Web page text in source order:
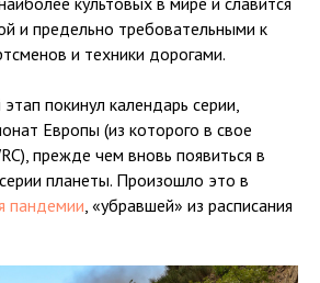
и предельно требовательными к
и техники дорогами.
покинул календарь серии,
Европы (из которого в свое
прежде чем вновь появиться в
планеты. Произошло это в
пандемии, «убравшей» из расписания